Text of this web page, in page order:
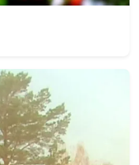
#480